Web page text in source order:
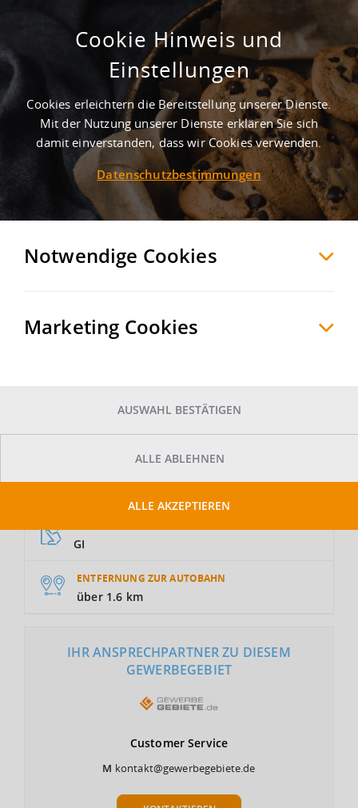
Habersmühle III
Neumarkt i.d.OPf. Neumarkt in der Oberpfalz,
Deutschland
MERKEN VERGLEICHEN EXPORT PDF
GI
ENTFERNUNG ZUR AUTOBAHN
über 1.6 km
IHR ANSPRECHPARTNER ZU DIESEM
GEWERBEGEBIET
Customer Service
M kontakt@gewerbegebiete.de
Cookie Hinweis und
Einstellungen
Cookies erleichtern die Bereitstellung unserer Dienste.
Mit der Nutzung unserer Dienste erklären Sie sich
damit einverstanden, dass wir Cookies verwenden.
Datenschutzbestimmungen
Notwendige Cookies
Marketing Cookies
AUSWAHL BESTÄTIGEN
ALLE ABLEHNEN
ALLE AKZEPTIEREN